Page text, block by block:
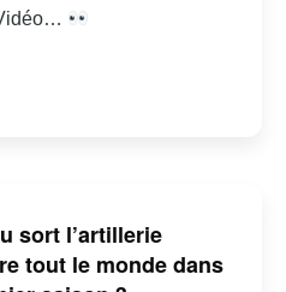
sort l’artillerie
tout le monde dans